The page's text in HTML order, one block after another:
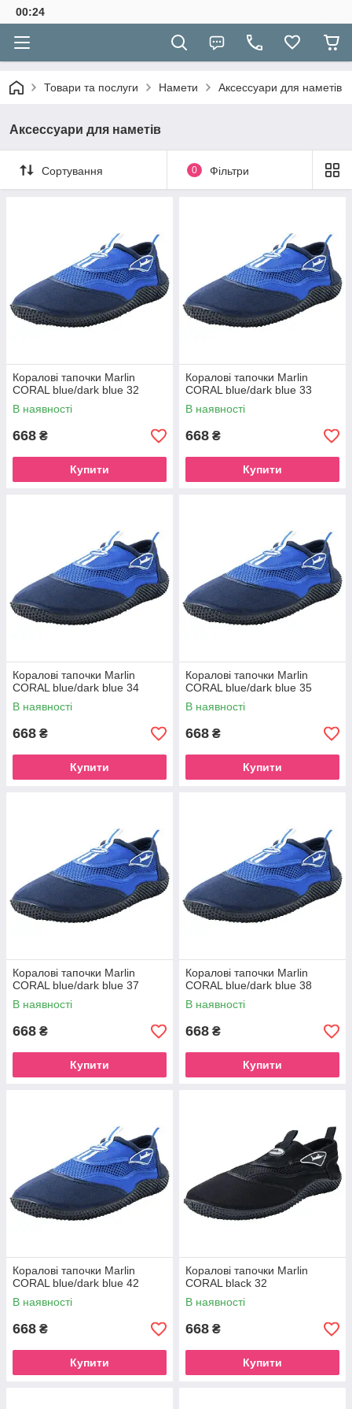
00:24
Товари та послуги Намети Аксессуари для наметів
Аксессуари для наметів
Сортування 0 Фільтри
Коралові тапочки Marlin
CORAL blue/dark blue 32
В наявності
668 ₴
Купити
Коралові тапочки Marlin
CORAL blue/dark blue 33
В наявності
668 ₴
Купити
Коралові тапочки Marlin
CORAL blue/dark blue 34
В наявності
668 ₴
Купити
Коралові тапочки Marlin
CORAL blue/dark blue 35
В наявності
668 ₴
Купити
Коралові тапочки Marlin
CORAL blue/dark blue 37
В наявності
668 ₴
Купити
Коралові тапочки Marlin
CORAL blue/dark blue 38
В наявності
668 ₴
Купити
Коралові тапочки Marlin
CORAL blue/dark blue 42
В наявності
668 ₴
Купити
Коралові тапочки Marlin
CORAL black 32
В наявності
668 ₴
Купити